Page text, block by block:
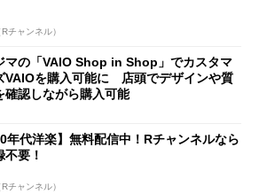
チャンネル）
マの「VAIO Shop in Shop」でカスタマ
VAIOを購入可能に 店頭でデザインや質
確認しながら購入可能
年代洋楽】無料配信中！Rチャンネルなら
不要！
チャンネル）